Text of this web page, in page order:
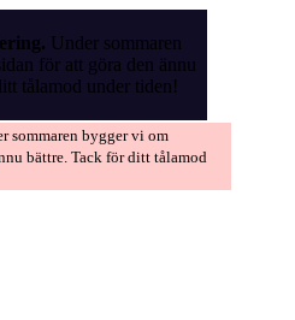
Under sommaren
för att göra den ännu
tålamod under tiden!
sommaren bygger vi om
bättre. Tack för ditt tålamod